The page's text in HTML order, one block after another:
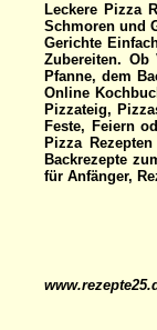
Leckere Pizza
Schmoren und
Gerichte
Zubereiten.
Pfanne, dem
Online
Pizzateig,
Feste, Feiern
Pizza
Backrezepte
für Anfänger,